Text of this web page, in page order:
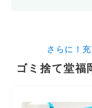
さらに！
ゴミ捨て堂福